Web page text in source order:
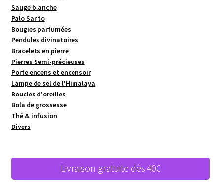
Sauge blanche
Palo Santo
Bougies parfumées
Pendules divinatoires
Bracelets en pierre
Pierres Semi-précieuses
Porte encens et encensoir
Lampe de sel de l'Himalaya
Boucles d'oreilles
Bola de grossesse
Thé & infusion
Divers
Livraison gratuite dès 40€